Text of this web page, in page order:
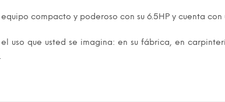
equipo compacto y poderoso con su 6.5HP y cuenta
uso que usted se imagina: en su fábrica, en